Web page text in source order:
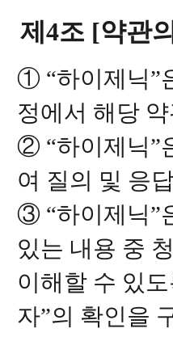
제4조 [약관
① “하이제닉”
정에서 해당
② “하이제닉”
여 질의 및 응
③ “하이제닉”
있는 내용 중
이해할 수 있
자”의 확인을